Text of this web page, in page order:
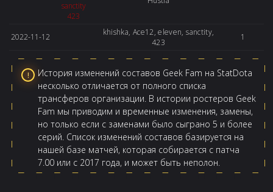
sanctity
423
2022-11-12
khishka, Ace12, eleven, sanctity,
423
1
История изменений составов Geek Fam на StatDota
несколько отличается от полного списка
трансферов организации. В истории ростеров Geek
Fam мы приводим и временные изменения, замены,
но только если с заменами было сыграно 5 и более
серий. Список изменений составов базируется на
нашей базе матчей, которая собирается с патча
7.00 или с 2017 года, и может быть неполон.